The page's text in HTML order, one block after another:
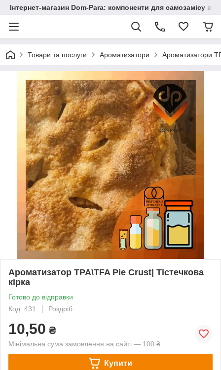
Інтернет-магазин Dom-Para: компоненти для самозамісу
Товари та послуги Ароматизатори Ароматизатори
Ароматизатор TPA\TFA Pie Crust| Тістечкова
кірка
Готово до відправки
Код: 431
Роздріб
10,50 ₴
Мінімальна сума замовлення на сайті — 100 ₴
Купити